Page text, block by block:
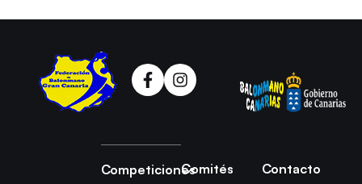
CompeticionesComités
Contacto